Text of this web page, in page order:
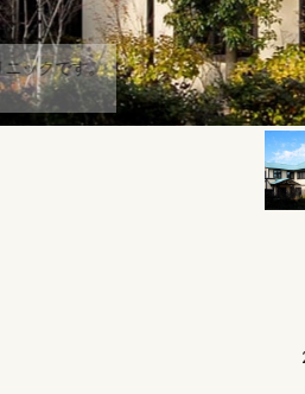
当院はリウマチ・膠原病専門のクリニッ
内科の診察も行っております。